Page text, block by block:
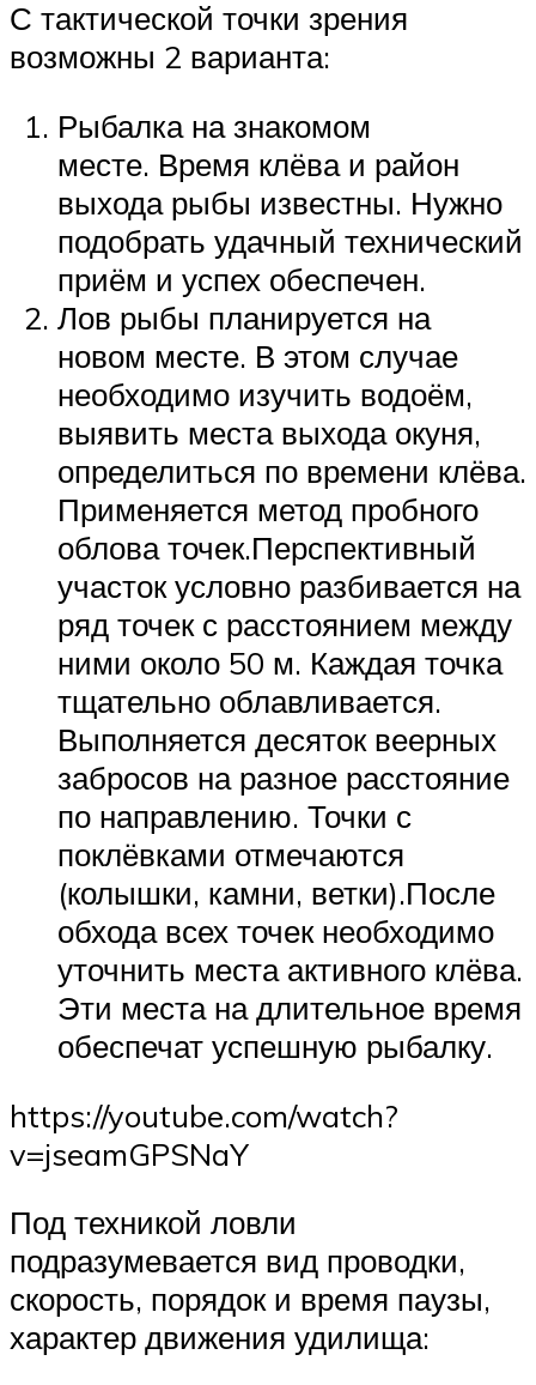
С тактической точки зрения
возможны 2 варианта:
Рыбалка на знакомом
месте. Время клёва и район
выхода рыбы известны. Нужно
подобрать удачный технический
приём и успех обеспечен.
Лов рыбы планируется на
новом месте. В этом случае
необходимо изучить водоём,
выявить места выхода окуня,
определиться по времени клёва.
Применяется метод пробного
облова точек.Перспективный
участок условно разбивается на
ряд точек с расстоянием между
ними около 50 м. Каждая точка
тщательно облавливается.
Выполняется десяток веерных
забросов на разное расстояние
по направлению. Точки с
поклёвками отмечаются
(колышки, камни, ветки).После
обхода всех точек необходимо
уточнить места активного клёва.
Эти места на длительное время
обеспечат успешную рыбалку.
https://youtube.com/watch?
v=jseamGPSNaY
Под техникой ловли
подразумевается вид проводки,
скорость, порядок и время паузы,
характер движения удилища: